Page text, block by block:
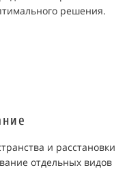
решения.
и расстановки
отдельных видов